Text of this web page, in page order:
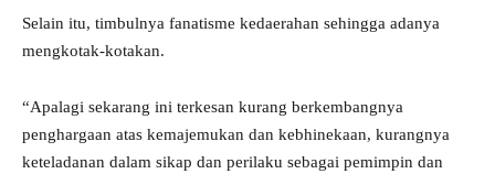
Selain itu, timbulnya fanatisme kedaerahan sehingga adanya
mengkotak-kotakan.
“Apalagi sekarang ini terkesan kurang berkembangnya
penghargaan atas kemajemukan dan kebhinekaan, kurangnya
keteladanan dalam sikap dan perilaku sebagai pemimpin dan